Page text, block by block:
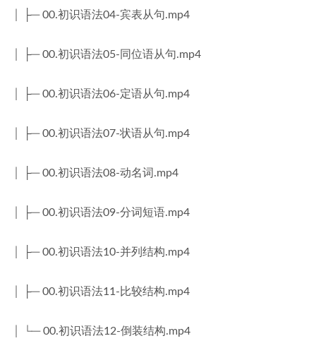
│ ├─ 00.初识语法04-宾表从句.mp4
│ ├─ 00.初识语法05-同位语从句.mp4
│ ├─ 00.初识语法06-定语从句.mp4
│ ├─ 00.初识语法07-状语从句.mp4
│ ├─ 00.初识语法08-动名词.mp4
│ ├─ 00.初识语法09-分词短语.mp4
│ ├─ 00.初识语法10-并列结构.mp4
│ ├─ 00.初识语法11-比较结构.mp4
│ └─ 00.初识语法12-倒装结构.mp4